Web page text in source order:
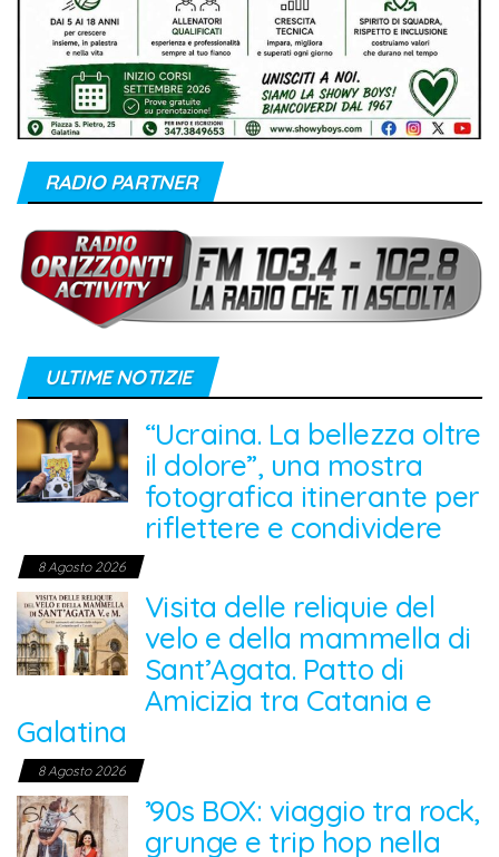
RADIO PARTNER
ULTIME NOTIZIE
“Ucraina. La bellezza oltre
il dolore”, una mostra
fotografica itinerante per
riflettere e condividere
8 Agosto 2026
Visita delle reliquie del
velo e della mammella di
Sant’Agata. Patto di
Amicizia tra Catania e
Galatina
8 Agosto 2026
’90s BOX: viaggio tra rock,
grunge e trip hop nella